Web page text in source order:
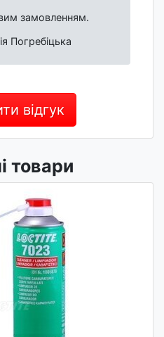
замовленням.
Погребіцька
відгук
товари